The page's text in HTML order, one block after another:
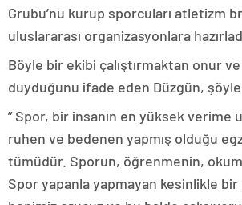
Grubu’nu kurup sporcuları atletizm
uluslararası organizasyonlara
Böyle bir ekibi çalıştırmaktan onur
duyduğunu ifade eden Düzgün,
” Spor, bir insanın en yüksek verime
ruhen ve bedenen yapmış olduğu
tümüdür. Sporun, öğrenmenin,
Spor yapanla yapmayan kesinlikle bir